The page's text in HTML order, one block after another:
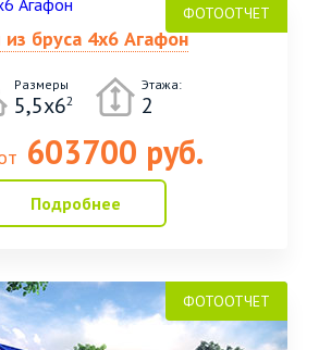
бруса 4х6 Агафон
Размеры
5,5х62
Этажа:
2
603700 руб.
Подробнее